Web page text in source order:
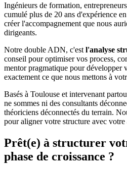
Ingénieurs de formation,
cumulé plus de 20 ans d'expérience
créer l'accompagnement que nous
dirigeants.
Notre double ADN, c'est l'analyse
conseil pour optimiser vos process,
mentor pragmatique pour développer
exactement ce que nous mettons à
Basés à Toulouse et intervenant
ne sommes ni des consultants
théoriciens déconnectés du terrain.
pour aligner votre structure avec
Prêt(e) à structurer
phase de croissance ?